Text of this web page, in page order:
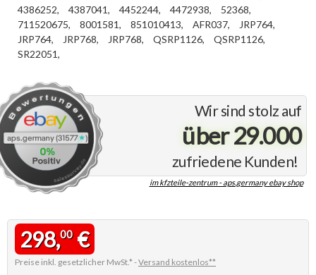
Wir sind stolz auf
über 29.000
zufriedene Kunden!
im kfzteile-zentrum - aps.germany ebay shop
4386252,
4387041, 4452244, 4472938,
52368,
711520675,
8001581, 851010413, AFR037,
JRP764,
JRP764,
JRP768, JRP768, QSRP1126,
QSRP1126,
SR22051,
298,00€
Preise inkl. gesetzlicher MwSt.* -Versand kostenlos**